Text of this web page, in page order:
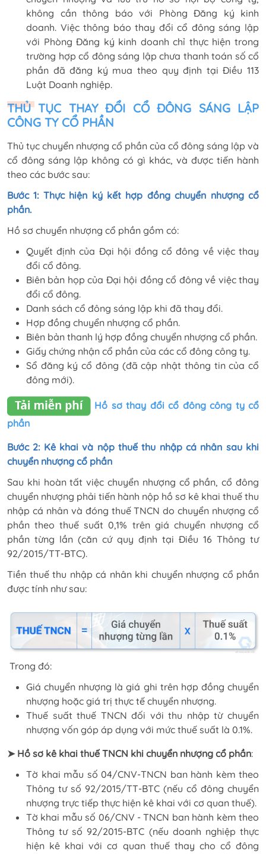
không cần thông báo với Phòng Đăng ký kinh
doanh. Việc thông báo thay đổi cổ đông sáng lập
với Phòng Đăng ký kinh doanh chỉ thực hiện trong
trường hợp cổ đông sáng lập chưa thanh toán số cổ
phần đã đăng ký mua theo quy định tại Điều 113
Luật Doanh nghiệp.
THỦ TỤC THAY ĐỔI CỔ ĐÔNG SÁNG LẬP
CÔNG TY CỔ PHẦN
Thủ tục chuyển nhượng cổ phần của cổ đông sáng lập và
cổ đông sáng lập không có gì khác, và được tiến hành
theo các bước sau:
Bước 1: Thực hiện ký kết hợp đồng chuyển nhượng cổ
phần.
Hồ sơ chuyển nhượng cổ phần gồm có:
Quyết định của Đại hội đồng cổ đông về việc thay
đổi cổ đông.
Biên bản họp của Đại hội đồng cổ đông về việc thay
đổi cổ đông.
Danh sách cổ đông sáng lập khi đã thay đổi.
Hợp đồng chuyển nhượng cổ phần.
Biên bản thanh lý hợp đồng chuyển nhượng cổ phần.
Giấy chứng nhận cổ phần của các cổ đông công ty.
Sổ đăng ký cổ đông (đã cập nhật thông tin của cổ
đông mới).
Hồ sơ thay đổi cổ đông công ty cổ
phần
Bước 2: Kê khai và nộp thuế thu nhập cá nhân sau khi
chuyển nhượng cổ phần
Sau khi hoàn tất việc chuyển nhượng cổ phần, cổ đông
chuyển nhượng phải tiến hành nộp hồ sơ kê khai thuế thu
nhập cá nhân và đóng thuế TNCN do chuyển nhượng cổ
phần theo thuế suất 0,1% trên giá chuyển nhượng cổ
phần từng lần (căn cứ quy định tại Điều 16 Thông tư
92/2015/TT-BTC).
Tiền thuế thu nhập cá nhân khi chuyển nhượng cổ phần
được tính như sau:
Trong đó:
Giá chuyển nhượng là giá ghi trên hợp đồng chuyển
nhượng hoặc giá trị thực tế chuyển nhượng.
Thuế suất thuế TNCN đối với thu nhập từ chuyển
nhượng vốn góp áp dụng với mức thuế suất là 0.1%.
➤ Hồ sơ kê khai thuế TNCN khi chuyển nhượng cổ phần:
Tờ khai mẫu số 04/CNV-TNCN ban hành kèm theo
Thông tư số 92/2015/TT-BTC (nếu cổ đông chuyển
nhượng trực tiếp thực hiện kê khai với cơ quan thuế).
Tờ khai mẫu số 06/CNV - TNCN ban hành kèm theo
Thông tư số 92/2015-BTC (nếu doanh nghiệp thực
hiện kê khai với cơ quan thuế thay cho cổ đông